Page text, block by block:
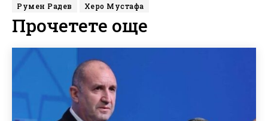
Румен Радев
Херо Мустафа
Прочетете още